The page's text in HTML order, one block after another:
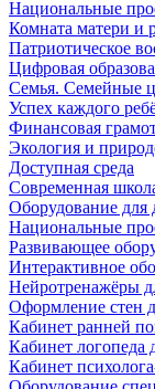
Национальные
Комната матери и
Патриотическое
Цифровая
Семья. Семейные
Успех каждого
Финансовая
Экология и
Доступная среда
Современная
Оборудование для
Национальные
Развивающее
Интерактивное
Нейротренажёры
Оформление стен
Кабинет ранней
Кабинет
Кабинет